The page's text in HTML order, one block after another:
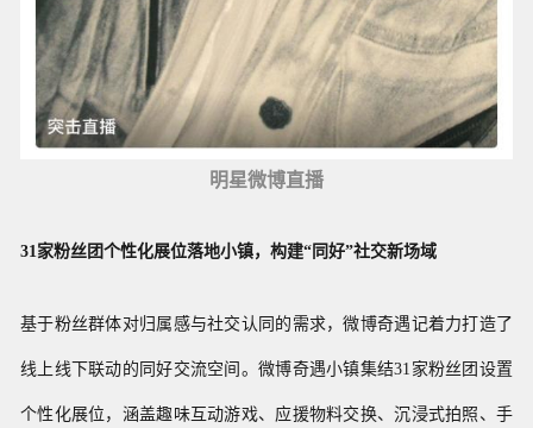
明星微博直播
31家粉丝团个性化展位落地小镇，构建“同好”社交新场域
基于粉丝群体对归属感与社交认同的需求，微博奇遇记着力打造了
线上线下联动的同好交流空间。 微博奇遇小镇集结31家粉丝团设置
个性化展位，涵盖趣味互动游戏、应援物料交换、沉浸式拍照、手